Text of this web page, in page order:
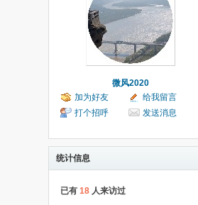
微风2020
加为好友
给我留言
打个招呼
发送消息
统计信息
已有 18 人来访过